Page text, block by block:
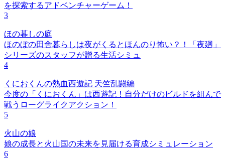
を探索するアドベンチャーゲーム！
3
ほの暮しの庭
ほのぼの田舎暮らしは夜がくるとほんのり怖い？！「夜廻」
シリーズのスタッフが贈る生活シミュ
4
くにおくんの熱血西遊記 天竺乱闘編
今度の「くにおくん」は西遊記！自分だけのビルドを組んで
戦うローグライクアクション！
5
火山の娘
娘の成長と火山国の未来を見届ける育成シミュレーション
6